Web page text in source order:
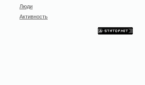
Люди
Активность